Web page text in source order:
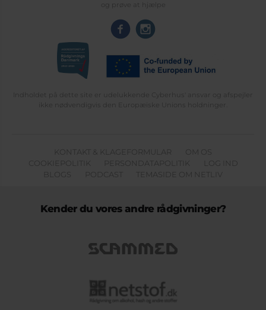
og prøve at hjælpe
Indholdet på dette site er udelukkende Cyberhus' ansvar og afspejler
ikke nødvendigvis den Europæiske Unions holdninger.
KONTAKT & KLAGEFORMULAR
OM OS
COOKIEPOLITIK
PERSONDATAPOLITIK
LOG IND
BLOGS
PODCAST TEMASIDE OM NETLIV
Kender du vores andre rådgivninger?